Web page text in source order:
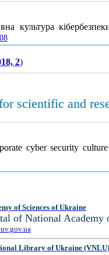
кібербезпеки
2)
scientific and
cyber security
of Sciences of Ukraine
of National Academy
Library of Ukraine (VNLU)